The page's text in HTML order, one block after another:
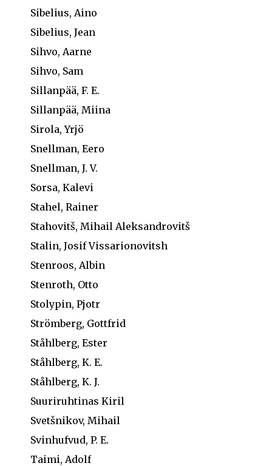
Sibelius, Aino
Sibelius, Jean
Sihvo, Aarne
Sihvo, Sam
Sillanpää, F. E.
Sillanpää, Miina
Sirola, Yrjö
Snellman, Eero
Snellman, J. V.
Sorsa, Kalevi
Stahel, Rainer
Stahovitš, Mihail Aleksandrovitš
Stalin, Josif Vissarionovitsh
Stenroos, Albin
Stenroth, Otto
Stolypin, Pjotr
Strömberg, Gottfrid
Ståhlberg, Ester
Ståhlberg, K. E.
Ståhlberg, K. J.
Suuriruhtinas Kiril
Svetšnikov, Mihail
Svinhufvud, P. E.
Taimi, Adolf